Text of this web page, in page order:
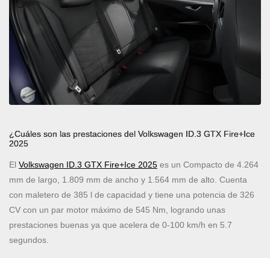
¿Cuáles son las prestaciones del Volkswagen ID.3 GTX Fire+Ice
2025
El Volkswagen ID.3 GTX Fire+Ice 2025 es un Compacto de 4.264
mm de largo, 1.809 mm de ancho y 1.564 mm de alto. Cuenta
con maletero de 385 l de capacidad y tiene una potencia de 326
CV con un par motor máximo de 545 Nm, logrando unas
prestaciones buenas ya que acelera de 0-100 km/h en 5.7
segundos.